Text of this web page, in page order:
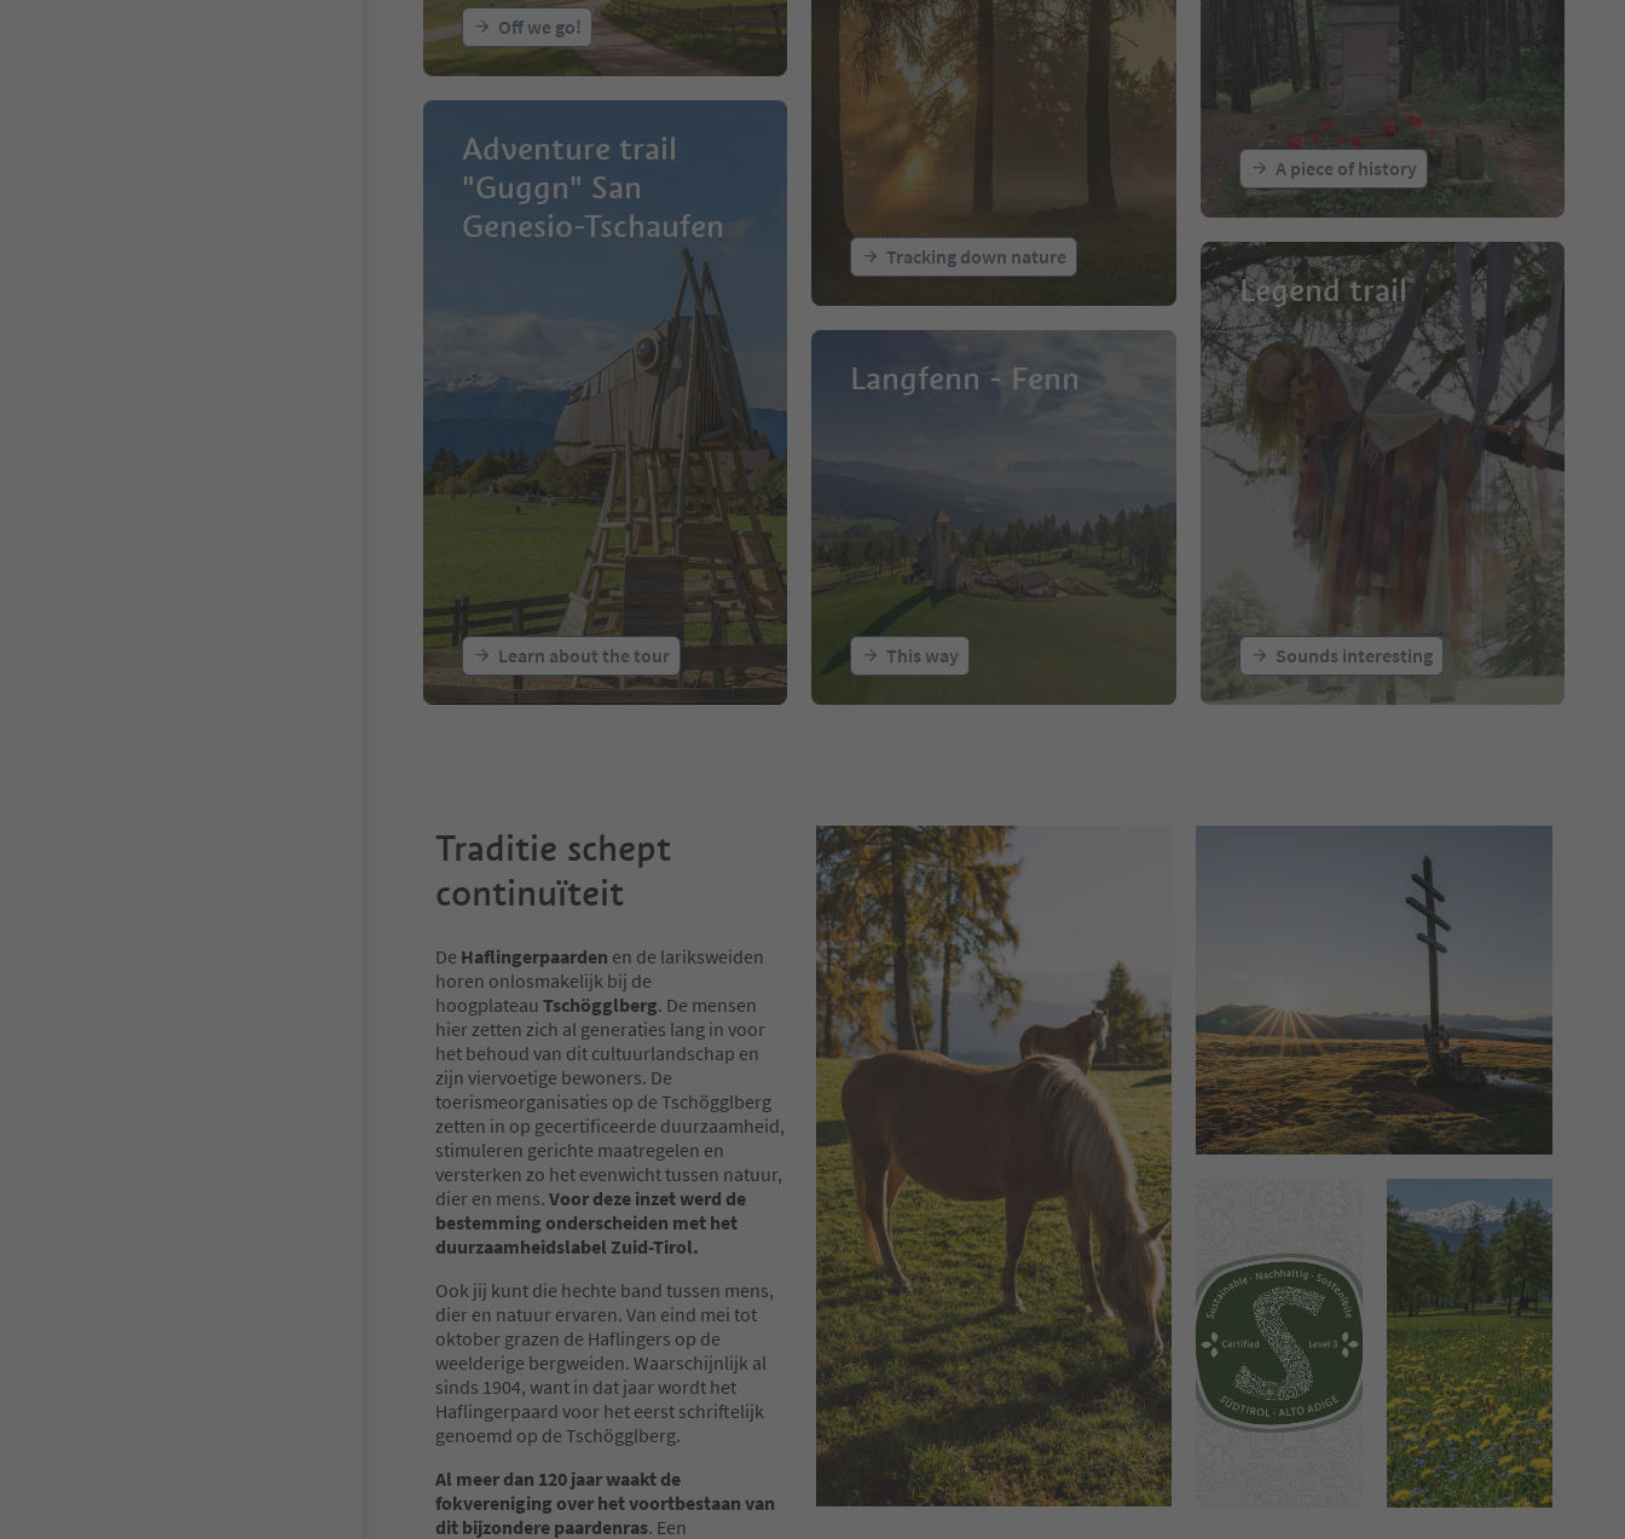
Off we go!
Adventure trail
"Guggn" San
Genesio-Tschaufen
Learn about the tour
Tracking down nature
Langfenn - Fenn
This way
A piece of history
Legend trail
Sounds interesting
Traditie schept
continuïteit
De Haflingerpaarden en de lariksweiden
horen onlosmakelijk bij de
hoogplateau Tschögglberg. De mensen
hier zetten zich al generaties lang in voor
het behoud van dit cultuurlandschap en
zijn viervoetige bewoners. De
toerismeorganisaties op de Tschögglberg
zetten in op gecertificeerde duurzaamheid,
stimuleren gerichte maatregelen en
versterken zo het evenwicht tussen natuur,
dier en mens. Voor deze inzet werd de
bestemming onderscheiden met het
duurzaamheidslabel Zuid-Tirol.
Ook jij kunt die hechte band tussen mens,
dier en natuur ervaren. Van eind mei tot
oktober grazen de Haflingers op de
weelderige bergweiden. Waarschijnlijk al
sinds 1904, want in dat jaar wordt het
Haflingerpaard voor het eerst schriftelijk
genoemd op de Tschögglberg.
Al meer dan 120 jaar waakt de
fokvereniging over het voortbestaan van
dit bijzondere paardenras. Een